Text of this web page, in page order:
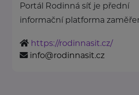
Portál Rodinná síť je přední
informační platforma
https://rodinnasit.cz/
info@rodinnasit.cz